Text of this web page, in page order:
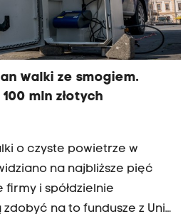
walki ze smogiem.
mln złotych
o czyste powietrze w
na najbliższe pięć
firmy i spółdzielnie
na to fundusze z Unii